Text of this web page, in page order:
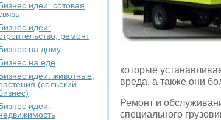
идеи: сотовая
идеи:
ремонт
на дому
на еде
идеи: животные,
(сельский
идеи:
которые
вреда, а также они
Ремонт и
специального